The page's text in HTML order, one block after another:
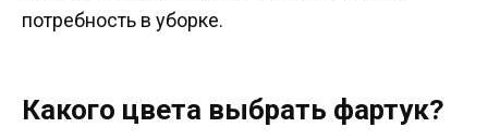
потребность в уборке.
Какого цвета выбрать фартук?